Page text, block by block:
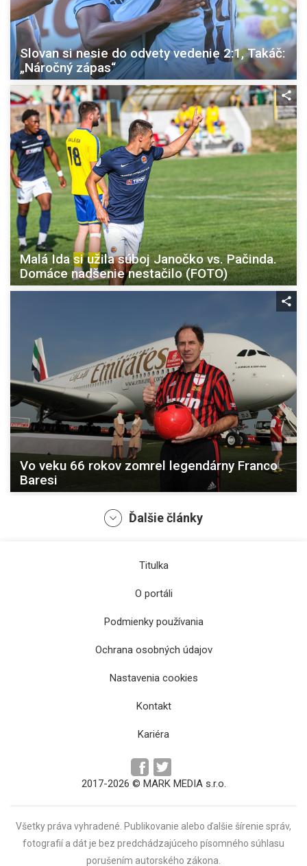
Slovan si nesie do odvety vedenie 2:1, Takáč:
„Náročný zápas“
Malá Ida si užila súboj Janočko vs. Pačinda.
Domáce nadšenie nestačilo (FOTO)
Vo veku 66 rokov zomrel legendárny Franco
Baresi
DAC postúpil cez Velež, Žilina končí
Ďalšie články
Titulka
O portáli
Podmienky používania
Ochrana osobných údajov
Nastavenia cookies
Kontakt
Kariéra
2017-2026 © MARK MEDIA s.r.o.
Všetky práva vyhradené. Publikovanie alebo ďalšie šírenie správ,
fotografií a dát je bez predchádzajúceho písomného súhlasu
porušením autorského zákona.